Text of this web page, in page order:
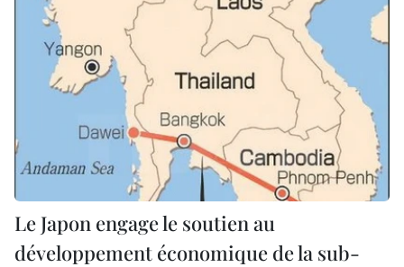
Le Japon engage le soutien au
développement économique de la sub-